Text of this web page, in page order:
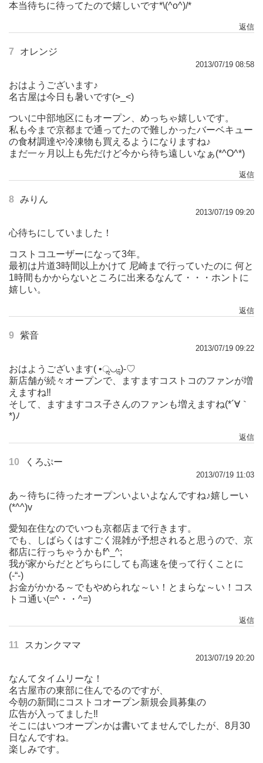
本当待ちに待ってたので嬉しいです*\(^o^)/*
返信
7 オレンジ
2013/07/19 08:58
おはようございます♪
名古屋は今日も暑いです(>_<)
ついに中部地区にもオープン、めっちゃ嬉しいです。
私も今まで京都まで通ってたので難しかったバーベキュー
の食材調達や冷凍物も買えるようになりますね♪
まだ一ヶ月以上も先だけど今から待ち遠しいなぁ(*^O^*)
返信
8 みりん
2013/07/19 09:20
心待ちにしていました！
コストコユーザーになって3年。
最初は片道3時間以上かけて 尼崎まで行っていたのに 何と
1時間もかからないところに出来るなんて・・・ホントに
嬉しい。
返信
9 紫音
2013/07/19 09:22
おはようございます( •ॢ◡-ॢ)-♡
新店舗が続々オープンで、ますますコストコのファンが増
えますね‼
そして、ますますコス子さんのファンも増えますね(*´∀｀
*)ﾉ
返信
10 くろぷー
2013/07/19 11:03
あ～待ちに待ったオープンいよいよなんですね♪嬉しーい
(*^^)v
愛知在住なのでいつも京都店まで行きます。
でも、しばらくはすごく混雑が予想されると思うので、京
都店に行っちゃうかもf^_^;
我が家からだとどちらにしても高速を使って行くことに
(-“-)
お金がかかる～でもやめられな～い！とまらな～い！コス
トコ通い(=^・・^=)
返信
11 スカンクママ
2013/07/19 20:20
なんてタイムリーな！
名古屋市の東部に住んでるのですが、
今朝の新聞にコストコオープン新規会員募集の
広告が入ってました‼
そこにはいつオープンかは書いてませんでしたが、8月30
日なんですね。
楽しみです。